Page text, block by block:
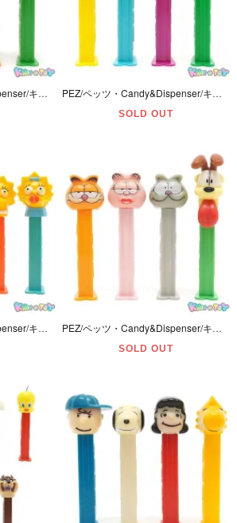
PEZ/ペッツ・Candy&Dispenser/キャンディー＆ディスペンサー・Asterix 「アステリックス・オベリックス・ミュゼリックス(ゲタフィックス)・ローマンソルジャー」 4本セット PEZ/ペッツ・Candy&Dispenser/キャンディー＆ディスペンサー・The Flintstones/フリントストーン 「フレッド・ペブルス・ディノ・バーニー」 4本セット
SOLD OUT
PEZ/ペッツ・Candy&Dispenser/キャンディー＆ディスペンサー・the Simpsons/シンプソンズ 「シンプソン一家(ホーマー・マージ・バート・リサ・マギー)」 5本セット・ヤケ有 PEZ/ペッツ・Candy&Dispenser/キャンディー＆ディスペンサー 「GARFIELD/ガーフィールド・ARLENE/アーリーン・NERMAL/ナーマル・ODIE/オーディ」 4本セット
SOLD OUT